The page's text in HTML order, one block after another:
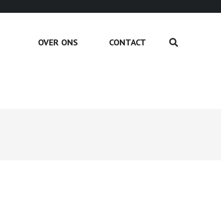
OVER ONS CONTACT